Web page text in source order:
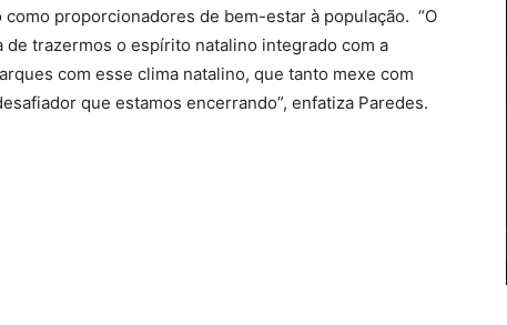
proporcionadores de bem-estar à população. “O
trazermos o espírito natalino integrado com a
com esse clima natalino, que tanto mexe com
que estamos encerrando”, enfatiza Paredes.